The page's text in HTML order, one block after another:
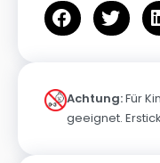
Achtung:Für
geeignet.